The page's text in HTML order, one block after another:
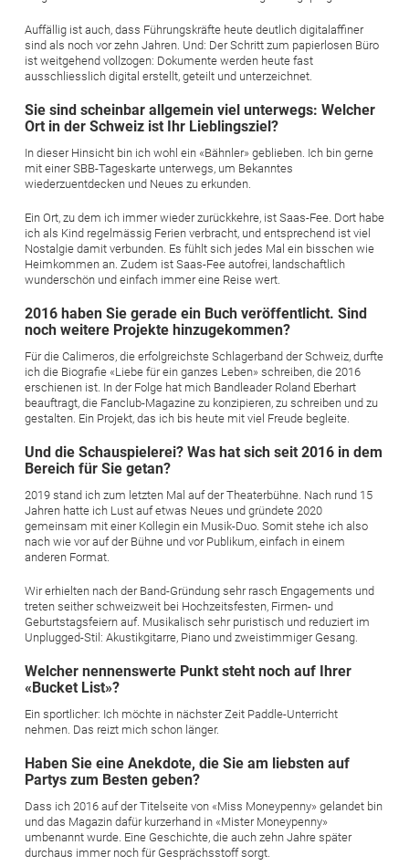
Auffällig ist auch, dass Führungskräfte heute deutlich digitalaffiner
sind als noch vor zehn Jahren. Und: Der Schritt zum papierlosen Büro
ist weitgehend vollzogen: Dokumente werden heute fast
ausschliesslich digital erstellt, geteilt und unterzeichnet.
Sie sind scheinbar allgemein viel unterwegs: Welcher
Ort in der Schweiz ist Ihr Lieblingsziel?
In dieser Hinsicht bin ich wohl ein «Bähnler» geblieben. Ich bin gerne
mit einer SBB-Tageskarte unterwegs, um Bekanntes
wiederzuentdecken und Neues zu erkunden.
Ein Ort, zu dem ich immer wieder zurückkehre, ist Saas-Fee. Dort habe
ich als Kind regelmässig Ferien verbracht, und entsprechend ist viel
Nostalgie damit verbunden. Es fühlt sich jedes Mal ein bisschen wie
Heimkommen an. Zudem ist Saas-Fee autofrei, landschaftlich
wunderschön und einfach immer eine Reise wert.
2016 haben Sie gerade ein Buch veröffentlicht. Sind
noch weitere Projekte hinzugekommen?
Für die Calimeros, die erfolgreichste Schlagerband der Schweiz, durfte
ich die Biografie «Liebe für ein ganzes Leben» schreiben, die 2016
erschienen ist. In der Folge hat mich Bandleader Roland Eberhart
beauftragt, die Fanclub-Magazine zu konzipieren, zu schreiben und zu
gestalten. Ein Projekt, das ich bis heute mit viel Freude begleite.
Und die Schauspielerei? Was hat sich seit 2016 in dem
Bereich für Sie getan?
2019 stand ich zum letzten Mal auf der Theaterbühne. Nach rund 15
Jahren hatte ich Lust auf etwas Neues und gründete 2020
gemeinsam mit einer Kollegin ein Musik-Duo. Somit stehe ich also
nach wie vor auf der Bühne und vor Publikum, einfach in einem
anderen Format.
Wir erhielten nach der Band-Gründung sehr rasch Engagements und
treten seither schweizweit bei Hochzeitsfesten, Firmen- und
Geburtstagsfeiern auf. Musikalisch sehr puristisch und reduziert im
Unplugged-Stil: Akustikgitarre, Piano und zweistimmiger Gesang.
Welcher nennenswerte Punkt steht noch auf Ihrer
«Bucket List»?
Ein sportlicher: Ich möchte in nächster Zeit Paddle-Unterricht
nehmen. Das reizt mich schon länger.
Haben Sie eine Anekdote, die Sie am liebsten auf
Partys zum Besten geben?
Dass ich 2016 auf der Titelseite von «Miss Moneypenny» gelandet bin
und das Magazin dafür kurzerhand in «Mister Moneypenny»
umbenannt wurde. Eine Geschichte, die auch zehn Jahre später
durchaus immer noch für Gesprächsstoff sorgt.